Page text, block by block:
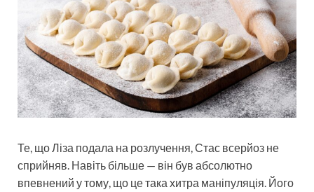
Те, що Ліза подала на розлучення, Стас всерйоз не
сприйняв. Навіть більше — він був абсолютно
впевнений у тому, що це така хитра маніпуляція. Його